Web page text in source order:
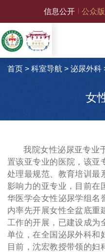
信息公开 公众版
首页 > 科室导航> 泌尿外科
女
我院女性泌尿亚专业
置该亚专业的医院，该亚
处理最规范、教育培训最
影响力的亚专业，目前在
华医学会女性泌尿学组名
内率先开展女性全盆底重
工作的开展，已建设成为
单位，在全国泌尿外科和
目前，沈宏教授带领的妇